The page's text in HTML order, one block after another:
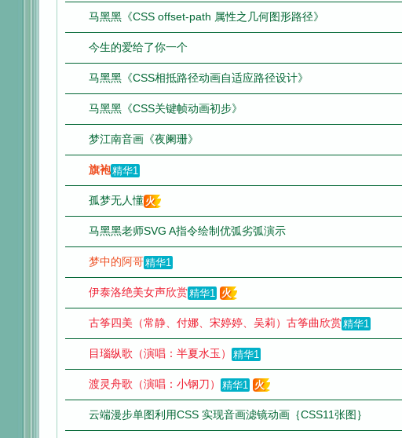
马黑黑《CSS offset-path 属性之几何图形路径》
今生的爱给了你一个
马黑黑《CSS相抵路径动画自适应路径设计》
马黑黑《CSS关键帧动画初步》
梦江南音画《夜阑珊》
旗袍精华1
孤梦无人懂 火
马黑黑老师SVG A指令绘制优弧劣弧演示
梦中的阿哥精华1
伊泰洛绝美女声欣赏精华1 火
古筝四美（常静、付娜、宋婷婷、吴莉）古筝曲欣赏精华1
目瑙纵歌（演唱：半夏水玉） 精华1
渡灵舟歌（演唱：小钢刀） 精华1 火
云端漫步单图利用CSS 实现音画滤镜动画｛CSS11张图｝